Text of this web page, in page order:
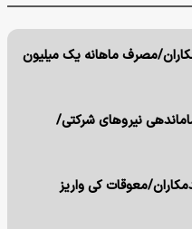
مصرف ماهانه یک میلیون
نیروهای شرکتی/
گندمکاران/معوقات کی واریز